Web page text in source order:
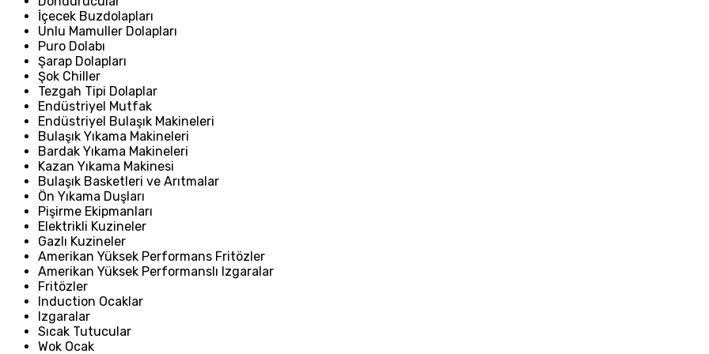
İçecek Buzdolapları
Unlu Mamuller Dolapları
Puro Dolabı
Şarap Dolapları
Şok Chiller
Tezgah Tipi Dolaplar
Endüstriyel Mutfak
Endüstriyel Bulaşık Makineleri
Bulaşık Yıkama Makineleri
Bardak Yıkama Makineleri
Kazan Yıkama Makinesi
Bulaşık Basketleri ve Arıtmalar
Ön Yıkama Duşları
Pişirme Ekipmanları
Elektrikli Kuzineler
Gazlı Kuzineler
Amerikan Yüksek Performans Fritözler
Amerikan Yüksek Performanslı Izgaralar
Fritözler
Induction Ocaklar
Izgaralar
Sıcak Tutucular
Wok Ocak